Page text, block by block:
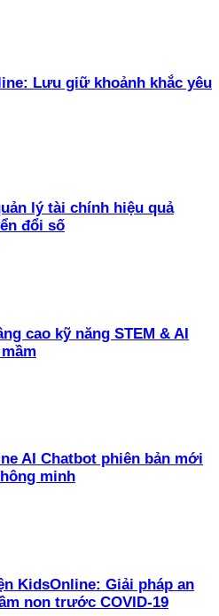
Lưu giữ khoảnh khắc yêu
lý tài chính hiệu quả
đổi số
cao kỹ năng STEM & AI
AI Chatbot phiên bản mới
minh
KidsOnline: Giải pháp an
non trước COVID-19